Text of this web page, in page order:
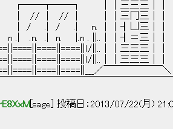
｜｜三三三｜｜
// │ ｜｜三冂三｜｜ ｜
| / .| / .| n. ｜｜┨凵三｜
.n. .| n. |.n . ||..｜｜┨＝三｜
ｌ/||..｜｜
ｌ/||..｜
／￣
[sage] 投稿日：2013/07/22(月)